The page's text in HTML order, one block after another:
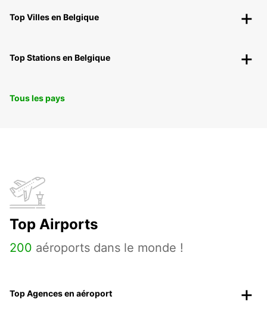
Top Villes en Belgique
Top Stations en Belgique
Tous les pays
Top Airports
200 aéroports dans le monde !
Top Agences en aéroport